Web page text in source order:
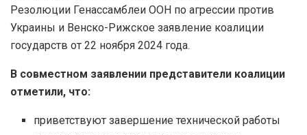
Резолюции Генассамблеи ООН по агрессии против
Украины и Венско-Рижское заявление коалиции
государств от 22 ноября 2024 года.
В совместном заявлении представители коалиции
отметили, что:
приветствуют завершение технической работы